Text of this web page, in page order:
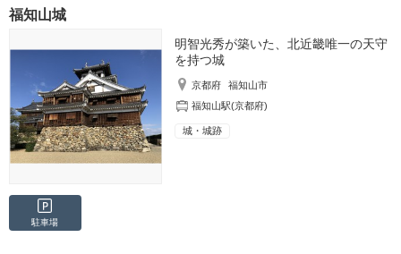
福知山城
明智光秀が築いた、北近畿唯一の天守
を持つ城
京都府
福知山市
福知山駅(京都府)
城・城跡
駐車場